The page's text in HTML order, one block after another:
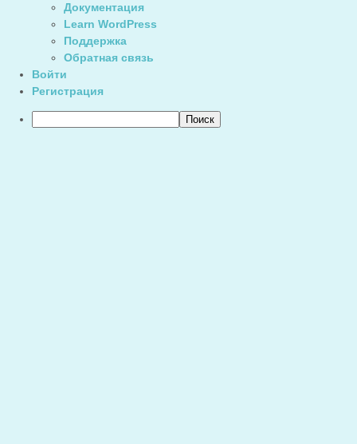
Документация
Learn WordPress
Поддержка
Обратная связь
Войти
Регистрация
Поиск